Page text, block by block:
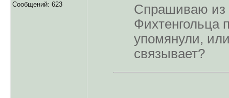
Сообщений: 623
Спрашиваю из
Фихтенгольца
упомянули,
связывает?